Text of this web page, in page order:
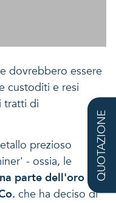
dovrebbero essere
custoditi e resi
tratti di
prezioso
- ossia, le
parte dell'oro
che ha deciso di
QUOTAZIONE